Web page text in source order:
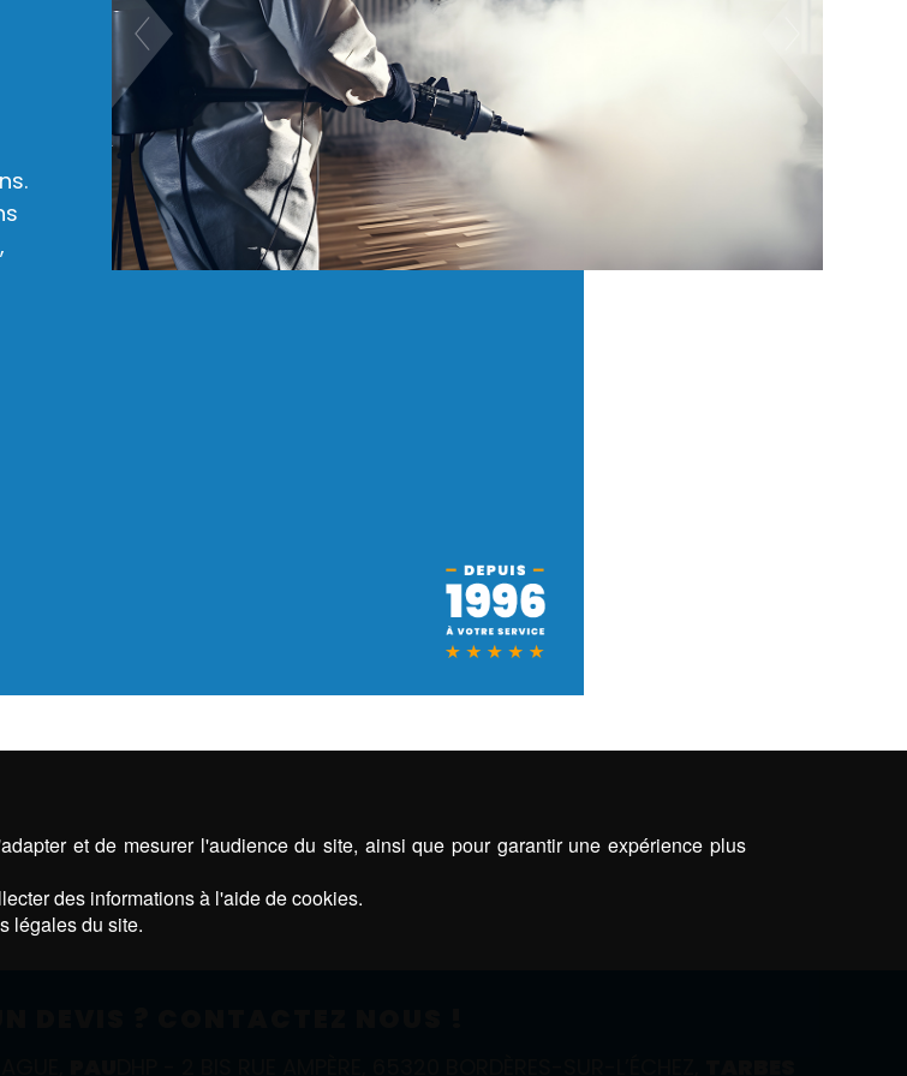
DEVIS ? CONTACTEZ NOUS !
et de mesurer l'audience du site, ainsi que pour garantir une expérience plus
des informations à l'aide de cookies.
légales du site.